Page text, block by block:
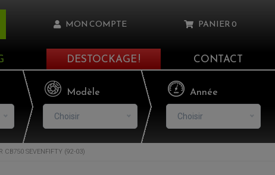
MON COMPTE PANIER0
Il n'y a aucun produit dans votre panier
DESTOCKAGE ! CONTACT
Modèle
Choisir
Année
Choisir
CB750 SEVENFIFTY (92-03)